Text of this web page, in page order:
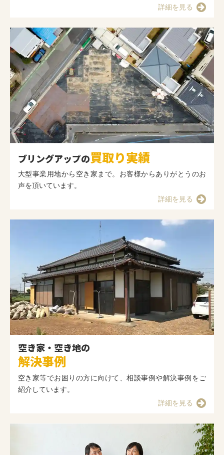
詳細を見る
ブリングアップの買取り実績
大型事業用地から空き家まで。お客様からありがとうのお
声を頂いています。
詳細を見る
空き家・空き地の
解決事例
空き家等でお困りの方に向けて、相談事例や解決事例をご
紹介しています。
詳細を見る